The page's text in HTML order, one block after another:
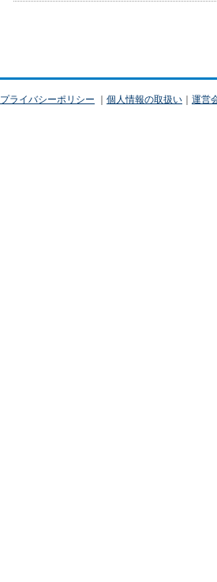
プライバシーポリシー ｜ 個人情報の取扱い ｜ 運営